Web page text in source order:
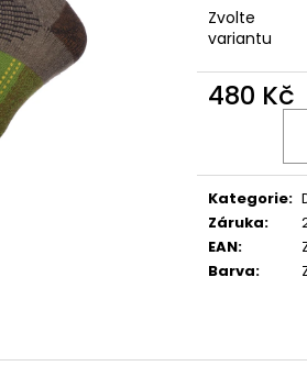
Zvolte
variantu
480 Kč
Kategorie:
Záruka:
EAN:
Barva: